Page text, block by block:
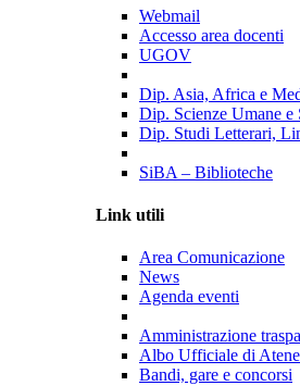
Webmail
Accesso area docenti
UGOV
Dip. Asia, Africa e
Dip. Scienze Umane e
Dip. Studi Letterari,
SiBA – Biblioteche
Link utili
Area Comunicazione
News
Agenda eventi
Amministrazione
Albo Ufficiale di
Bandi, gare e concorsi